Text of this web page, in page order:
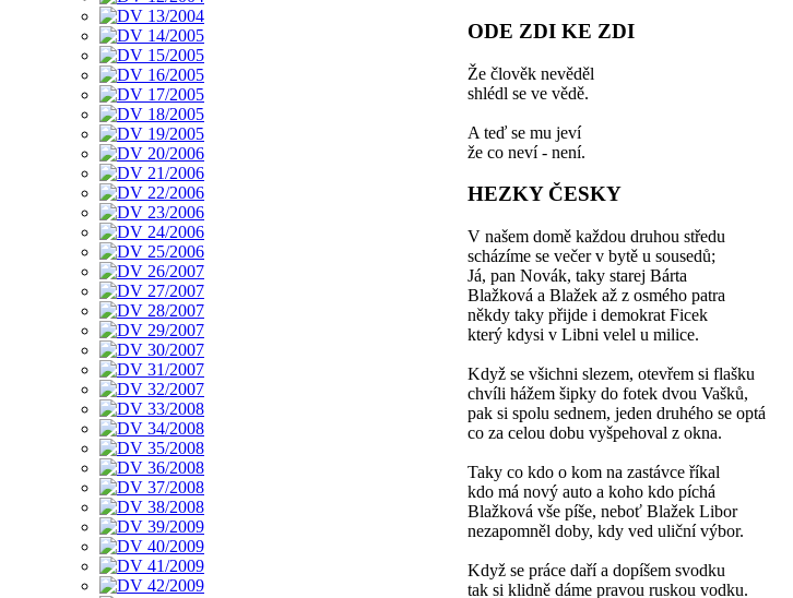
ODE ZDI KE ZDI
Že člověk nevěděl
shlédl se ve vědě.
A teď se mu jeví
že co neví - není.
HEZKY ČESKY
V našem domě každou druhou středu
scházíme se večer v bytě u sousedů;
Já, pan Novák, taky starej Bárta
Blažková a Blažek až z osmého patra
někdy taky přijde i demokrat Ficek
který kdysi v Libni velel u milice.
Když se všichni slezem, otevřem si flašku
chvíli hážem šipky do fotek dvou Vašků,
pak si spolu sednem, jeden druhého se optá
co za celou dobu vyšpehoval z okna.
Taky co kdo o kom na zastávce říkal
kdo má nový auto a koho kdo píchá
Blažková vše píše, neboť Blažek Libor
nezapomněl doby, kdy ved uliční výbor.
Když se práce daří a dopíšem svodku
tak si klidně dáme pravou ruskou vodku.